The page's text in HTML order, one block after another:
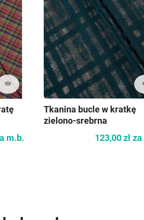
visibility
m.b.
Tkanina bucle w kratkę
zielono-srebrna
123,00 złza